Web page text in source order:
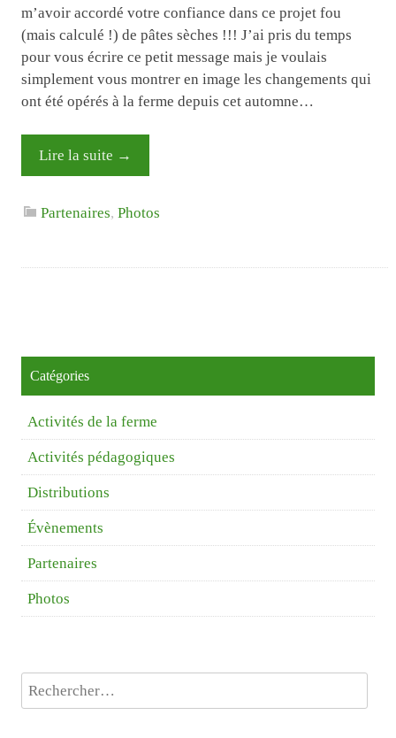
m’avoir accordé votre confiance dans ce projet fou
(mais calculé !) de pâtes sèches !!! J’ai pris du temps
pour vous écrire ce petit message mais je voulais
simplement vous montrer en image les changements qui
ont été opérés à la ferme depuis cet automne…
Lire la suite →
Partenaires,Photos
Catégories
Activités de la ferme
Activités pédagogiques
Distributions
Évènements
Partenaires
Photos
Rechercher :